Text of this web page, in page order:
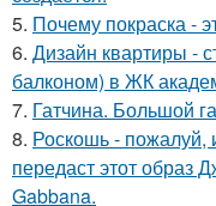
5. Почему покраска -
6. Дизайн квартиры -
балконом) в ЖК
7. Гатчина. Большой
8. Роскошь - пожалуй,
передаст этот образ
Gabbana.